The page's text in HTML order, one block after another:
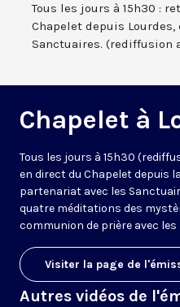
Tous les jours à 15h30 :
Chapelet depuis
Sanctuaires. (rediffusion
Chapelet à
Tous les jours à 15h30
en direct du Chapelet depuis
partenariat avec les
quatre méditations des
communion de prière avec les
Visiter la page de
Autres vidéos de